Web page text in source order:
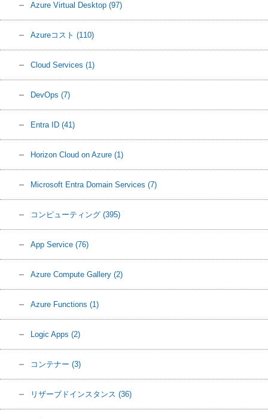
Azure Virtual Desktop (97)
Azureコスト (110)
Cloud Services (1)
DevOps (7)
Entra ID (41)
Horizon Cloud on Azure (1)
Microsoft Entra Domain Services (7)
コンピューティング (395)
App Service (76)
Azure Compute Gallery (2)
Azure Functions (1)
Logic Apps (2)
コンテナー (3)
リザーブドインスタンス (36)